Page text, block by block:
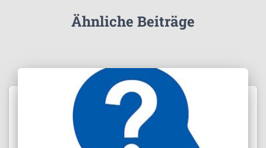
Ähnliche Beiträge